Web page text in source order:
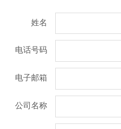
姓名
电话号码
电子邮箱
公司名称